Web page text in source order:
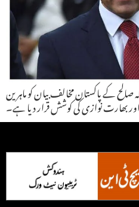
صالح کے پاکستان مخالف بیان کو ماہرین
اور بھارت نوازی کی کوشش قرار دیا ہے۔